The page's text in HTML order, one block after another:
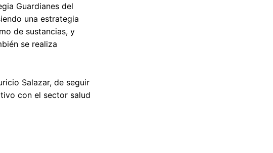
Guardianes del
una estrategia
de sustancias, y
se realiza
Salazar, de seguir
con el sector salud